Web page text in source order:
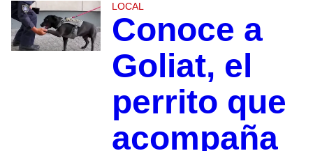
LOCAL
Conoce a
Goliat, el
perrito que
acompaña